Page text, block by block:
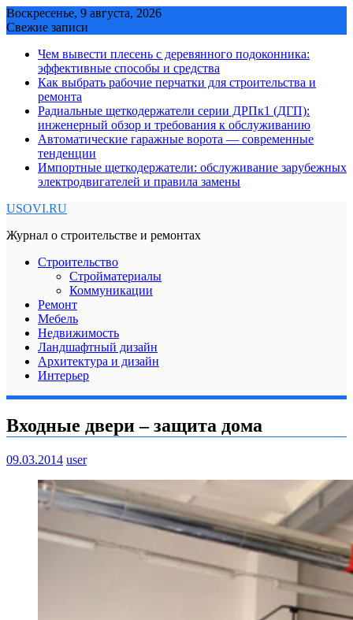
Skip
to
Воскресенье, 9 августа, 2026
Свежие записи
Чем вывести плесень с деревянного подоконника:
эффективные способы и средства
Как выбрать рабочие перчатки для строительства и
ремонта
Радиальные щеткодержатели серии ДРПк1 (ДГП):
инженерный обзор и требования к обслуживанию
Автоматические гаражные ворота — современные
тенденции
Импортные щеткодержатели: обслуживание зарубежных
электродвигателей и правила замены
USOVI.RU
Журнал о строительстве и ремонтах
Строительство
Стройматериалы
Коммуникации
Ремонт
Мебель
Недвижимость
Ландшафтный дизайн
Архитектура и дизайн
Интерьер
Входные двери – защита дома
09.03.2014 user